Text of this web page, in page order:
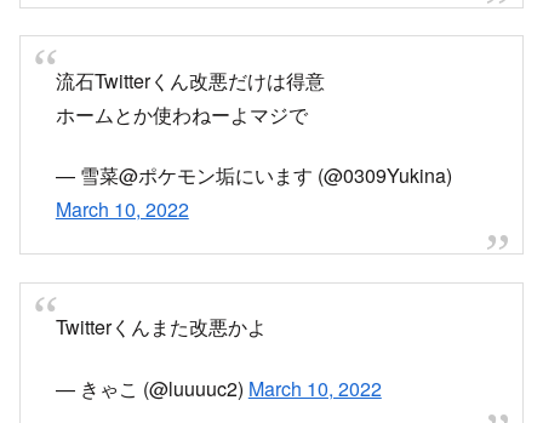
流石Twitterくん改悪だけは得意
ホームとか使わねーよマジで
— 雪菜@ポケモン垢にいます (@0309Yukina)
March 10, 2022
Twitterくんまた改悪かよ
— きゃこ (@luuuuc2) March 10, 2022